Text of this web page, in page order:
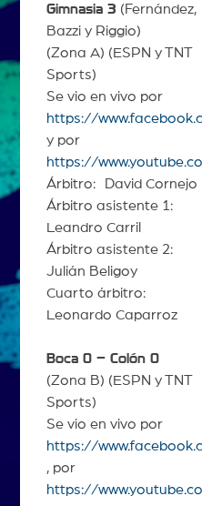
Gimnasia 3 (Fernández,
Bazzi y Riggio)
(Zona A) (ESPN y TNT
Sports)
Se vio en vivo por
https://
y por
https://
Árbitro: David Cornejo
Árbitro asistente 1:
Leandro Carril
Árbitro asistente 2:
Julián Beligoy
Cuarto árbitro:
Leonardo Caparroz
Boca 0 – Colón 0
(Zona B) (ESPN y TNT
Sports)
Se vio en vivo por
https://
, por
https://